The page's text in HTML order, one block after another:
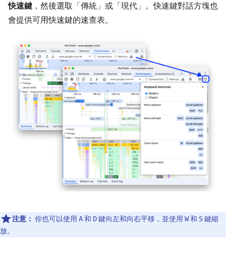
快速鍵 ，然後選取「傳統」 或「現代」 。快速鍵對話方塊也
會提供可用快速鍵的速查表。
注意： 你也可以使用 A和 D鍵向左和向右平移，並使用 W和 S鍵縮
放。